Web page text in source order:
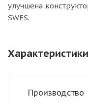
улучшена
SWES.
Характеристики
Производство